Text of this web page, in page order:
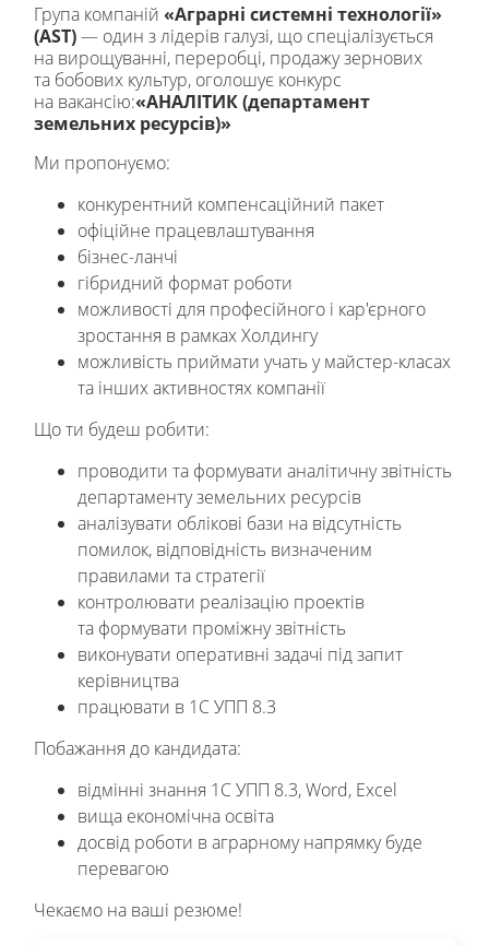
Група компаній «Аграрні системні технології»
(AST)— один з лідерів галузі, що спеціалізується
на вирощуванні, переробці, продажу зернових
та бобових культур, оголошує конкурс
на вакансію:«АНАЛІТИК (департамент
земельних ресурсів)»
Ми пропонуємо:
конкурентний компенсаційний пакет
офіційне працевлаштування
бізнес-ланчі
гібридний формат роботи
можливості для професійного і кар'єрного
зростання в рамках Холдингу
можливість приймати учать у майстер-класах
та інших активностях компанії
Що ти будеш робити:
проводити та формувати аналітичну звітність
департаменту земельних ресурсів
аналізувати облікові бази на відсутність
помилок, відповідність визначеним
правилами та стратегії
контролювати реалізацію проектів
та формувати проміжну звітність
виконувати оперативні задачі під запит
керівництва
працювати в 1С УПП 8.3
Побажання до кандидата:
відмінні знання 1С УПП 8.3, Word, Excel
вища економічна освіта
досвід роботи в аграрному напрямку буде
перевагою
Чекаємо на ваші резюме!